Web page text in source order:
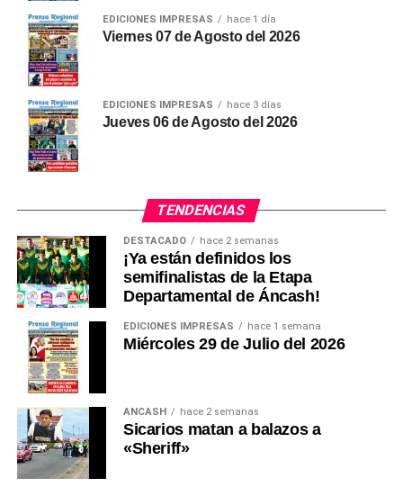
La ley establece que la bonificación extraordinaria de
S/ 487 no tendrá carácter remunerativo ni
pensionable.
Tampoco estará sujeta a cargas sociales ni servirá
como base de cálculo para la compensación por
tiempo de servicios (CTS), bonificaciones,
Además, los docentes y auxiliares solo podrán recibir
este beneficio en una única entidad pública.
(Ronald Montoro Yopla)
EDICIONES IMPRESAS hace 1 día
Viernes 07 de Agosto del 2026
EDICIONES IMPRESAS hace 3 días
Jueves 06 de Agosto del 2026
TENDENCIAS
DESTACADO hace 2 semanas
¡Ya están definidos los
semifinalistas de la Etapa
Departamental de Áncash!
EDICIONES IMPRESAS hace 1 semana
Miércoles 29 de Julio del 2026
ANCASH hace 2 semanas
Sicarios matan a balazos a
«Sheriff»